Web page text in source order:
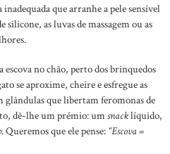
que arranhe a pele sensível
silicone, as luvas de massagem ou as
escova no chão, perto dos brinquedos
se aproxime, cheire e esfregue as
glândulas que libertam feromonas de
dê-lhe um prémio: umsnacklíquido,
. Queremos que ele pense: “Escova =